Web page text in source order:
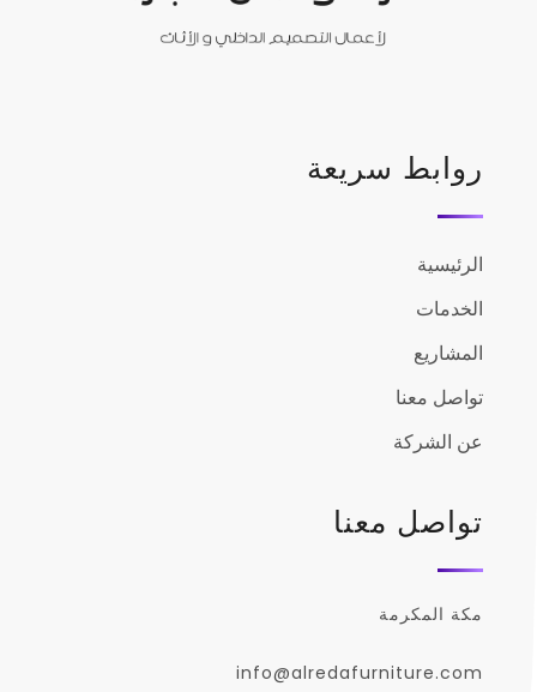
روابط سريعة
الرئيسية
الخدمات
المشاريع
تواصل معنا
عن الشركة
تواصل معنا
مكة المكرمة
info@alredafurniture.com